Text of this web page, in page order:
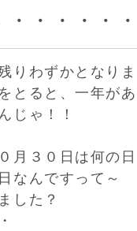
・・・・・
りわずかとなり
とると、一年があ
じゃ！！
月３０日は何の
なんですって～
した？